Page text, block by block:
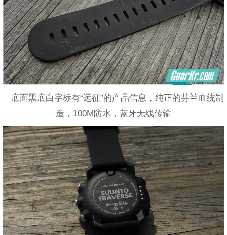
底面黑底白字标有“远征”的产品信息，纯正的芬兰血统制
造，100M防水，蓝牙无线传输